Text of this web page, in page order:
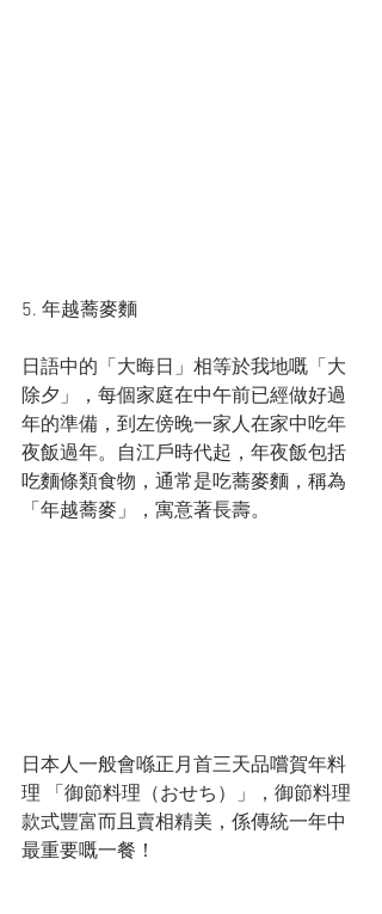
5. 年越蕎麥麵
日語中的「大晦日」相等於我地嘅「大
除夕」，每個家庭在中午前已經做好過
年的準備，到左傍晚一家人在家中吃年
夜飯過年。自江戶時代起，年夜飯包括
吃麵條類食物，通常是吃蕎麥麵，稱為
「年越蕎麥」，寓意著長壽。
日本人一般會喺正月首三天品嚐賀年料
理 「御節料理（おせち）」，御節料理
款式豐富而且賣相精美，係傳統一年中
最重要嘅一餐！